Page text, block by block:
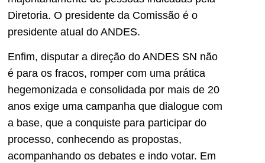
Diretoria. O presidente da Comissão é o
presidente atual do ANDES.
Enfim, disputar a direção do ANDES SN não
é para os fracos, romper com uma prática
hegemonizada e consolidada por mais de 20
anos exige uma campanha que dialogue com
a base, que a conquiste para participar do
processo, conhecendo as propostas,
acompanhando os debates e indo votar. Em